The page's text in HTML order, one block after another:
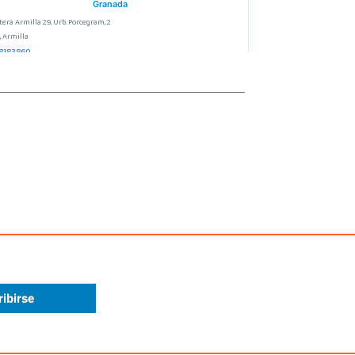
Granada
Armilla 29, Urb. Porcegram, 2
Armilla
STOCK DISPONIBLE
Juguetilandia Don Benito Vegas